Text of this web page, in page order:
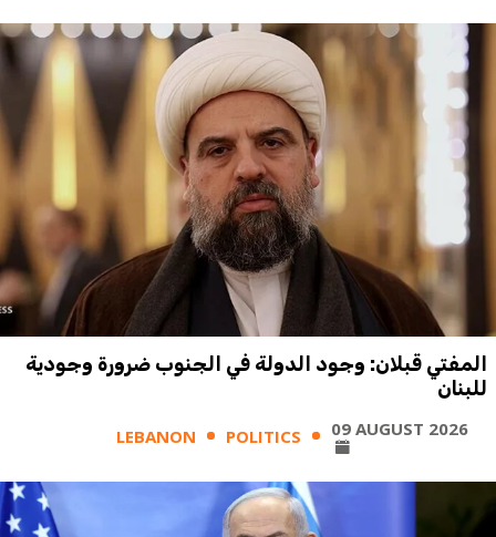
المفتي قبلان: وجود الدولة في الجنوب ضرورة وجودية
للبنان
LEBANON POLITICS 09 AUGUST 2026